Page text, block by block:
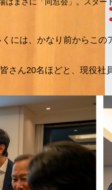
はまさに「同窓会」。スター
は、かなり前からこの
20名ほど